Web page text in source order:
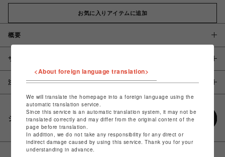
お気に入りアイテムに追加
概要
サイズ
注意事項
シェアする
<About foreign language translation>
We will translate the homepage into a foreign language using the
automatic translation service.
Since this service is an automatic translation system, it may not be
translated correctly and may differ from the original content of the
page before translation.
In addition, we do not take any responsibility for any direct or
indirect damage caused by using this service. Thank you for your
understanding in advance.